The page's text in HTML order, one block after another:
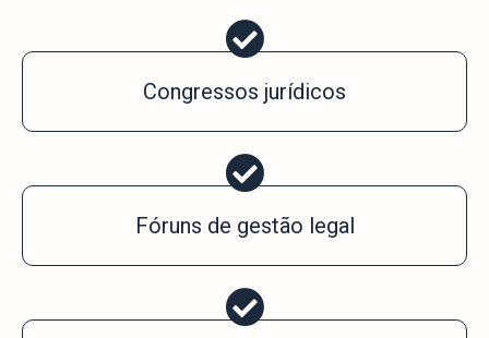
Congressos jurídicos
Fóruns de gestão legal